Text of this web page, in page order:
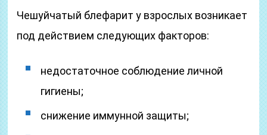
Чешуйчатый блефарит у взрослых возникает
под действием следующих факторов:
недостаточное соблюдение личной
гигиены;
снижение иммунной защиты;